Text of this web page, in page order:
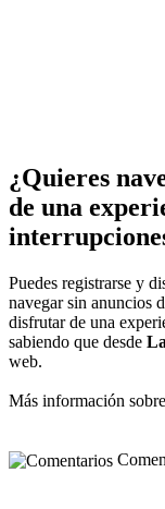
¿Quieres
de una
Puedes registrarse y
navegar sin anuncios
disfrutar de una
sabiendo que desde
web.
Más información